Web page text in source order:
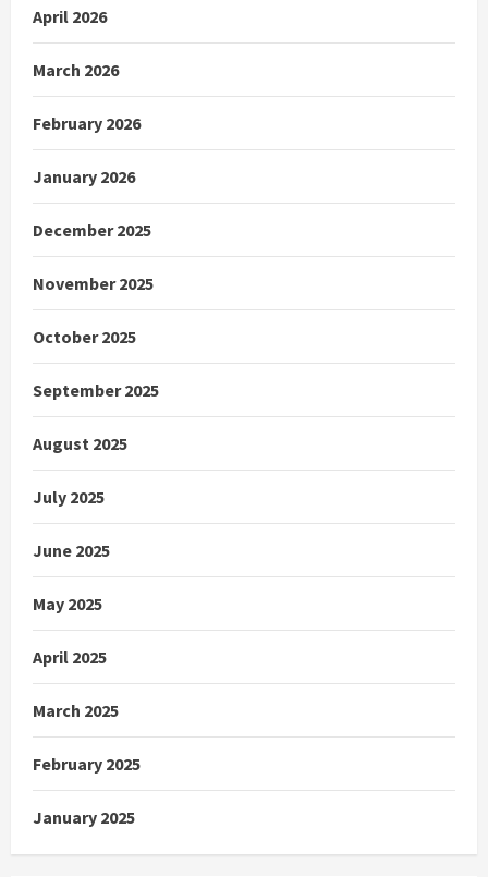
April 2026
March 2026
February 2026
January 2026
December 2025
November 2025
October 2025
September 2025
August 2025
July 2025
June 2025
May 2025
April 2025
March 2025
February 2025
January 2025